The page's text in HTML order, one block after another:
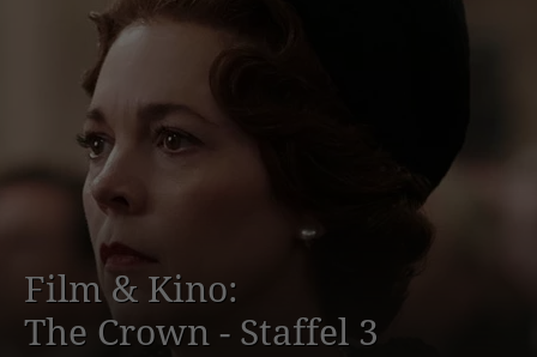
Film & Kino:
The Crown - Staffel 3